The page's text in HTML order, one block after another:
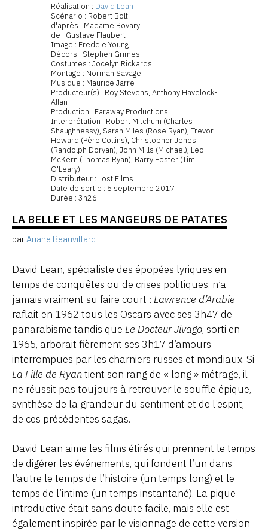
Réalisation : David Lean
Scénario : Robert Bolt
d'après : Madame Bovary
de : Gustave Flaubert
Image : Freddie Young
Décors : Stephen Grimes
Costumes : Jocelyn Rickards
Montage : Norman Savage
Musique : Maurice Jarre
Producteur(s) : Roy Stevens, Anthony Havelock-
Allan
Production : Faraway Productions
Interprétation : Robert Mitchum (Charles
Shaughnessy), Sarah Miles (Rose Ryan), Trevor
Howard (Père Collins), Christopher Jones
(Randolph Doryan), John Mills (Michael), Leo
McKern (Thomas Ryan), Barry Foster (Tim
O'Leary)
Distributeur : Lost Films
Date de sortie : 6 septembre 2017
Durée : 3h26
LA BELLE ET LES MANGEURS DE PATATES
parAriane Beauvillard
David Lean, spécialiste des épopées lyriques en
temps de conquêtes ou de crises politiques, n’a
jamais vraiment su faire court : Lawrence d’Arabie
raflait en 1962 tous les Oscars avec ses 3h47 de
panarabisme tandis que Le Docteur Jivago, sorti en
1965, arborait fièrement ses 3h17 d’amours
interrompues par les charniers russes et mondiaux. Si
La Fille de Ryantient son rang de « long » métrage, il
ne réussit pas toujours à retrouver le souffle épique,
synthèse de la grandeur du sentiment et de l’esprit,
de ces précédentes sagas.
David Lean aime les films étirés qui prennent le temps
de digérer les événements, qui fondent l’un dans
l’autre le temps de l’histoire (un temps long) et le
temps de l’intime (un temps instantané). La pique
introductive était sans doute facile, mais elle est
également inspirée par le visionnage de cette version